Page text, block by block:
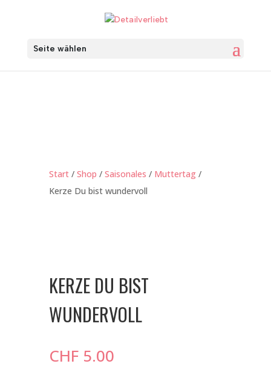
Seite wählen
Start/ Shop / Saisonales / Muttertag/
Kerze Du bist wundervoll
KERZE DU BIST
WUNDERVOLL
CHF5.00